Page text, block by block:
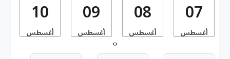
07
أغسطس
08
أغسطس
09
أغسطس
10
أغسطس
‹
›